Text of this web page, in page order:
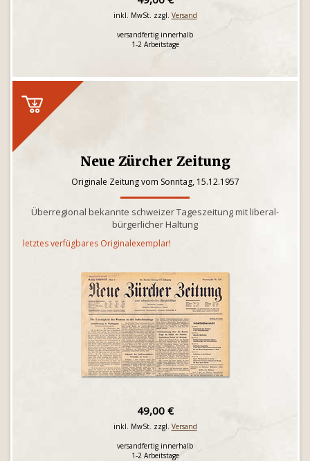
inkl. MwSt. zzgl. Versand
versandfertig innerhalb
1-2 Arbeitstage
Neue Zürcher Zeitung
Originale Zeitung vom Sonntag, 15.12.1957
Überregional bekannte schweizer Tageszeitung mit liberal-
bürgerlicher Haltung
letztes verfügbares Originalexemplar!
49,00 €
inkl. MwSt. zzgl. Versand
versandfertig innerhalb
1-2 Arbeitstage